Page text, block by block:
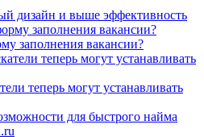
дизайн и выше эффективность
заполнения вакансии?
теперь могут устанавливать